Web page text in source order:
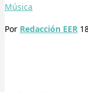
Música
Por Redacción EER